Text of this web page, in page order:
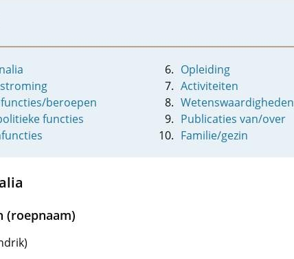
beroepen
functies
Opleiding
Activiteiten
Wetenswaardigheden
Publicaties van/over
Familie/gezin
(roepnaam)